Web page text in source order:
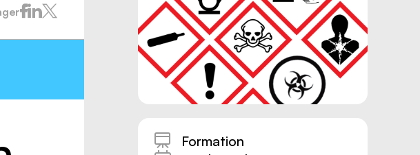
de liaison
après vos formations
RMPPÉ
Formation